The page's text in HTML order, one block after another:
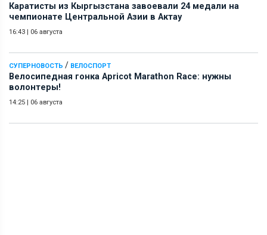
Каратисты из Кыргызстана завоевали 24 медали на
чемпионате Центральной Азии в Актау
16:43 | 06 августа
СУПЕРНОВОСТЬ / ВЕЛОСПОРТ
Велосипедная гонка Apricot Marathon Race: нужны
волонтеры!
14:25 | 06 августа